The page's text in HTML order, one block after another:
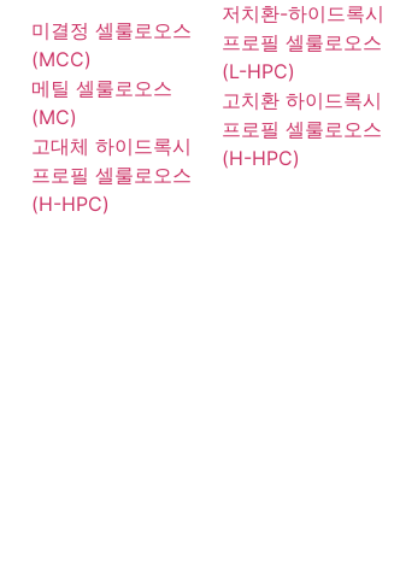
미결정 셀룰로오스
(MCC)
메틸 셀룰로오스
(MC)
고대체 하이드록시
프로필 셀룰로오스
(H-HPC)
저치환-하이드록시
프로필 셀룰로오스
(L-HPC)
고치환 하이드록시
프로필 셀룰로오스
(H-HPC)